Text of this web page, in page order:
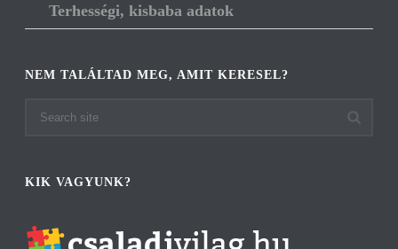
Terhességi, kisbaba adatok
NEM TALÁLTAD MEG, AMIT KERESEL?
KIK VAGYUNK?